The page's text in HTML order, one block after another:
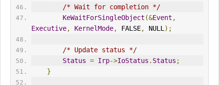
/* Wait for completion */
KeWaitForSingleObject (&Event ,
Executive, KernelMode, FALSE, NULL );
/* Update status */
Status = Irp->IoStatus . Status ;
}